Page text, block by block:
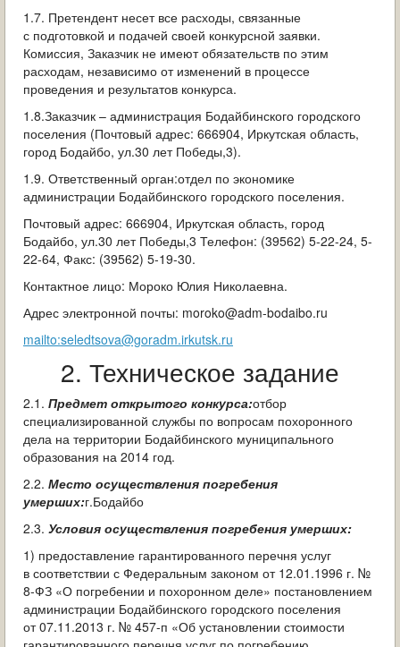
1.7. Претендент несет все расходы, связанные
с подготовкой и подачей своей конкурсной заявки.
Комиссия, Заказчик не имеют обязательств по этим
расходам, независимо от изменений в процессе
проведения и результатов конкурса.
1.8.Заказчик – администрация Бодайбинского городского
поселения (Почтовый адрес: 666904, Иркутская область,
город Бодайбо, ул.30 лет Победы,3).
1.9. Ответственный орган:отдел по экономике
администрации Бодайбинского городского поселения.
Почтовый адрес: 666904, Иркутская область, город
Бодайбо, ул.30 лет Победы,3 Телефон: (39562) 5-22-24, 5-
22-64, Факс: (39562) 5-19-30.
Контактное лицо: Мороко Юлия Николаевна.
Адрес электронной почты: moroko@adm-bodaibo.ru
mailto:seledtsova@goradm.irkutsk.ru
2. Техническое задание
2.1. Предмет открытого конкурса:отбор
специализированной службы по вопросам похоронного
дела на территории Бодайбинского муниципального
образования на 2014 год.
2.2. Место осуществления погребения
умерших:г.Бодайбо
2.3. Условия осуществления погребения умерших:
1) предоставление гарантированного перечня услуг
в соответствии с Федеральным законом от 12.01.1996 г. №
8-ФЗ «О погребении и похоронном деле» постановлением
администрации Бодайбинского городского поселения
от 07.11.2013 г. № 457-п «Об установлении стоимости